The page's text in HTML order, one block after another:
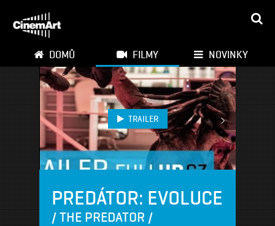
TRAILER
PREDÁTOR: EVOLUCE
/ THE PREDATOR /
DOMŮ FILMY NOVINKY